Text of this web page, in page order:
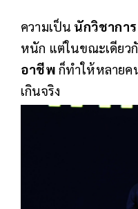
ความเป็น นักวิชาการ
หนัก แต่ในขณะเดียว
อาชีพ ก็ทำให้หลายค
เกินจริง